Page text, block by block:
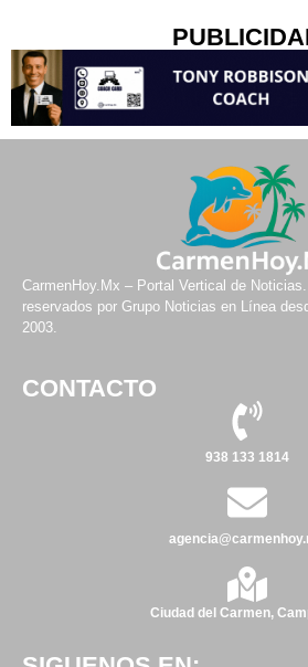
CarmenHoy.Mx – Portal Vertical de
reservados por Grupo Noticias en Línea
2003.
CONTACTO
938 133 1814
Ciudad del Carmen,